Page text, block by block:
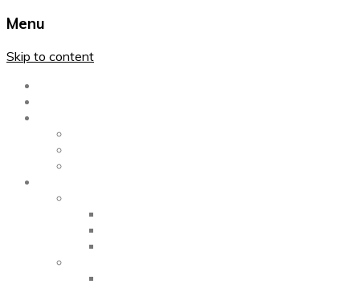
Menu
Skip to content